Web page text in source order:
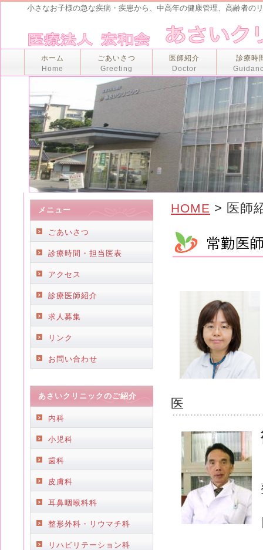
小さなお子様の急な疾病・疾患から、中高年の健康管理、高齢者の
ホーム
Home
ごあいさつ
Greeting
医師紹介
Doctor
診療時
HOME > 医師
医
メニュー
ごあいさつ
診療時間・担当医表
アクセス
診療医師紹介
求人募集
リンク
お問い合わせ
あさいクリニックのご紹介
内科
小児科
歯科
皮膚科
耳鼻咽喉科科
整形外科・リウマチ科
リハビリテーション科